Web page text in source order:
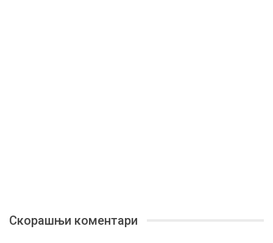
Скорашњи коментари